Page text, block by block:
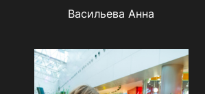
Васильева Анна